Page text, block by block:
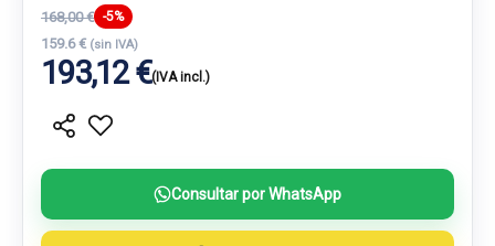
168,00 € -5%
159.6 € (sin IVA)
193,12 €(IVA incl.)
Consultar por WhatsApp